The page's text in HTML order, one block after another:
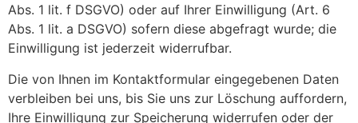
Abs. 1 lit. f DSGVO) oder auf Ihrer Einwilligung (Art. 6
Abs. 1 lit. a DSGVO) sofern diese abgefragt wurde; die
Einwilligung ist jederzeit widerrufbar.
Die von Ihnen im Kontaktformular eingegebenen Daten
verbleiben bei uns, bis Sie uns zur Löschung auffordern,
Ihre Einwilligung zur Speicherung widerrufen oder der